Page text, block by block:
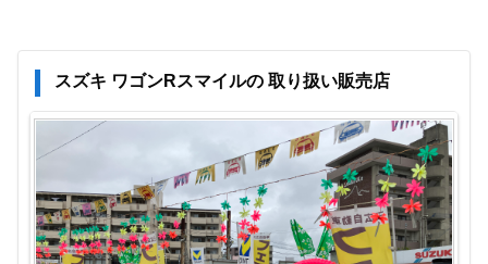
スズキ ワゴンRスマイルの 取り扱い販売店